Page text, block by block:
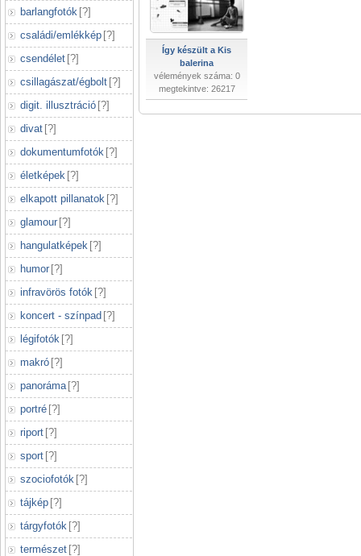
barlangfotók [?]
családi/emlékkép [?]
csendélet [?]
csillagászat/égbolt [?]
digit. illusztráció [?]
divat [?]
dokumentumfotók [?]
életképek [?]
elkapott pillanatok [?]
glamour [?]
hangulatképek [?]
humor [?]
infravörös fotók [?]
koncert - színpad [?]
légifotók [?]
makró [?]
panoráma [?]
portré [?]
riport [?]
sport [?]
szociofotók [?]
tájkép [?]
tárgyfotók [?]
természet [?]
Így készült a Kis
balerina
vélemények száma: 0
megtekintve: 26217